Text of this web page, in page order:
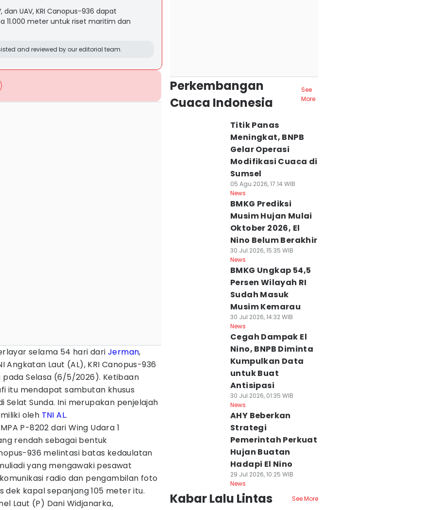
dan UAV, KRI Canopus-936 dapat
11.000 meter untuk riset maritim dan
and reviewed by our editorial team.
selama 54 hari dariJerman,
Angkatan Laut (AL), KRI Canopus-936
Selasa (6/5/2026). Ketibaan
itu mendapat sambutan khusus
Selat Sunda. Ini merupakan penjelajah
oleh TNI AL.
P-8202 dari Wing Udara 1
rendah sebagai bentuk
936 melintasi batas kedaulatan
yang mengawaki pesawat
radio dan pengambilan foto
dek kapal sepanjang 105 meter itu.
Laut (P) Dani Widjanarka,
Perkembangan
Cuaca Indonesia
See
More
Titik Panas
Meningkat, BNPB
Gelar Operasi
Modifikasi Cuaca di
Sumsel
05 Agu 2026, 17:14 WIB
News
BMKG Prediksi
Musim Hujan Mulai
Oktober 2026, El
Nino Belum Berakhir
30 Jul 2026, 15:35 WIB
News
BMKG Ungkap 54,5
Persen Wilayah RI
Sudah Masuk
Musim Kemarau
30 Jul 2026, 14:32 WIB
News
Cegah Dampak El
Nino, BNPB Diminta
Kumpulkan Data
untuk Buat
Antisipasi
30 Jul 2026, 01:35 WIB
News
AHY Beberkan
Strategi
Pemerintah Perkuat
Hujan Buatan
Hadapi El Nino
29 Jul 2026, 10:25 WIB
News
Kabar Lalu Lintas See More